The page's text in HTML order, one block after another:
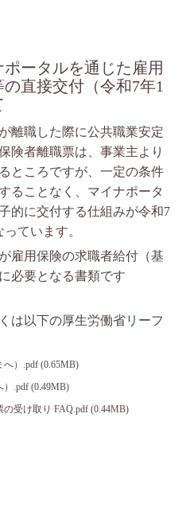
ータルを通じた雇用
直接交付（令和7年1
離職した際に公共職業安定
険者離職票は、事業主より
ところですが、一定の条件
ることなく、マイナポータ
的に交付する仕組みが令和7
ています。
雇用保険の求職者給付（基
必要となる書類です
は以下の厚生労働省リーフ
へ）.pdf (0.65MB)
）.pdf (0.49MB)
受け取り FAQ.pdf (0.44MB)